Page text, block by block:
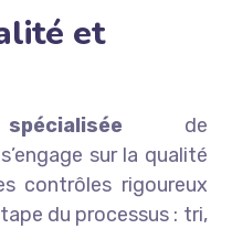
et
de
sur la qualité
contrôles rigoureux
du processus : tri,